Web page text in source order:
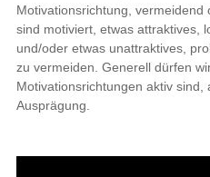
Motivationsrichtung,
sind motiviert, etwas attraktives,
und/oder etwas unattraktives,
zu vermeiden. Generell dürfen
Motivationsrichtungen aktiv
Ausprägung.